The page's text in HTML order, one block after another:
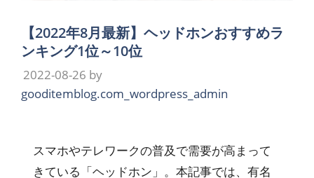
【2022年8月最新】ヘッドホンおすすめラ
ンキング1位～10位
2022-08-26 by
gooditemblog.com_wordpress_admin
スマホやテレワークの普及で需要が高まって
きている「ヘッドホン」。本記事では、有名